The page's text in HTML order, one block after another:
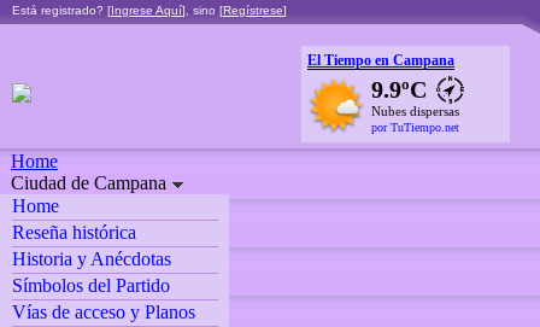
Está registrado? [Ingrese Aquí], sino [Regístrese]
El Tiempo en Campana
9.9ºC
Nubes dispersas
por TuTiempo.net
Home
Ciudad de Campana
Home
Reseña histórica
Historia y Anécdotas
Símbolos del Partido
Vías de acceso y Planos